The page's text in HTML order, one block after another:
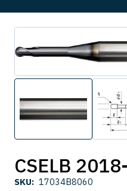
CSELB
SKU: 17034B8060